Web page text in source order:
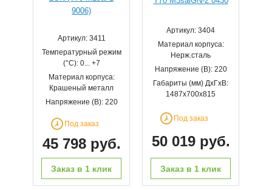
9006)
Артикул: 3411
Температурный режим
(°С): 0... +7
Материал корпуса:
Крашеный металл
Напряжение (В): 220
Под заказ
45 798 руб.
Заказ в 1 клик
Артикул: 3404
Материал корпуса:
Нерж.сталь
Напряжение (В): 220
Габариты (мм) ДхГхВ:
1487х700х815
Под заказ
50 019 руб.
Заказ в 1 клик